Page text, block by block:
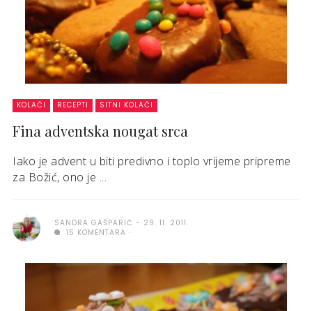
KOLAČI RECEPTI SITNI KOLAČI
Fina adventska nougat srca
Iako je advent u biti predivno i toplo vrijeme pripreme
za Božić, ono je ...
SANDRA GAŠPARIĆ
29. 11. 2011.
15 KOMENTARA